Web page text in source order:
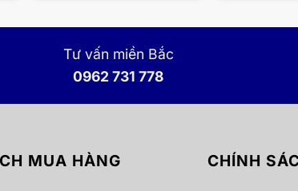
Tư vấn miền Bắc
0962 731 778
MUA HÀNG CHÍNH